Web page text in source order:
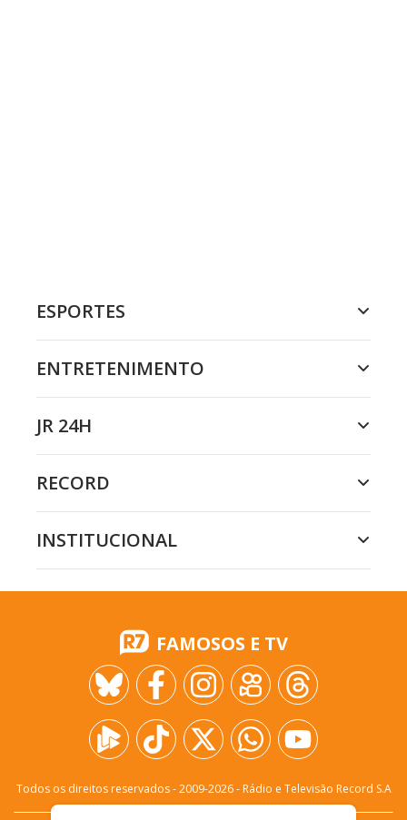
ESPORTES
ENTRETENIMENTO
JR 24H
RECORD
INSTITUCIONAL
FAMOSOS E TV
Todos os direitos reservados - 2009-2026- Rádio e Televisão Record S.A